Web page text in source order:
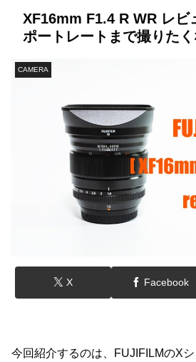
XF16mm F1.4 R WR レビ
ポートレートまで撮りた
CAMERA
X Facebook
今回紹介するのは、FUJIFILMのX